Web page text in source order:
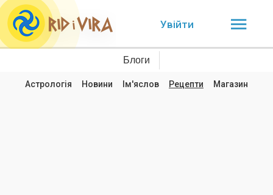
Увійти
Блоги
Астрологія Новини Ім'яслов Рецепти Магазин